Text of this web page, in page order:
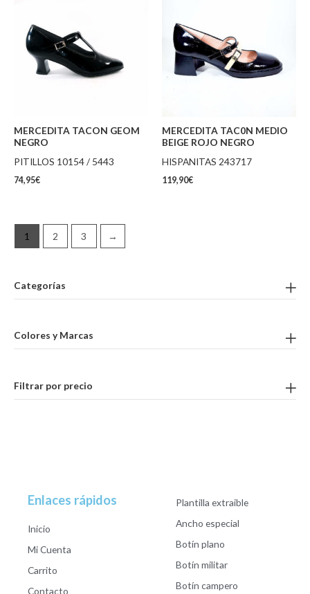
Categorías
Colores y Marcas
Filtrar por precio
MERCEDITA TACON GEOM
NEGRO
PITILLOS 10154 / 5443
74,95€
MERCEDITA TAC0N MEDIO
BEIGE ROJO NEGRO
HISPANITAS 243717
119,90€
1 2 3 →
Enlaces rápidos
Inicio
Mi Cuenta
Carrito
Contacto
Plantilla extraible
Ancho especial
Botín plano
Botín militar
Botín campero